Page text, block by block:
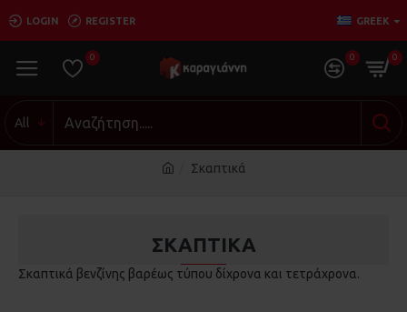
LOGIN REGISTER GREEK
0 0 0
All
Σκαπτικά
ΣΚΑΠΤΙΚΆ
Σκαπτικά βενζίνης βαρέως τύπου δίχρονα και τετράχρονα.